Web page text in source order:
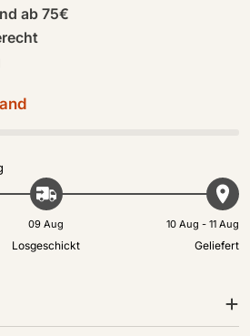
ab 75€
09 Aug
Losgeschickt
10 Aug - 11 Aug
Geliefert